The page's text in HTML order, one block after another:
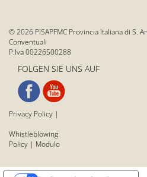
© 2026 PISAPFMC Provincia Italiana di S.
Conventuali
P.Iva 00226500288
FOLGEN SIE UNS AUF
Privacy Policy |
Whistleblowing
Policy | Modulo